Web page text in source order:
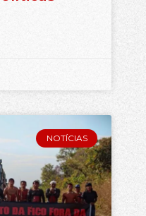
NOTÍCIAS